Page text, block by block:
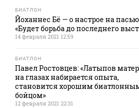
БИАТЛОН
Йоханнес Бё — о настрое на
«Будет борьба до последнего
14 февраля 2021 12:59
БИАТЛОН
Павел Ростовцев: «Латыпов
на глазах набирается опыта,
становится хорошим
бойцом»
12 февраля 2021 22:31